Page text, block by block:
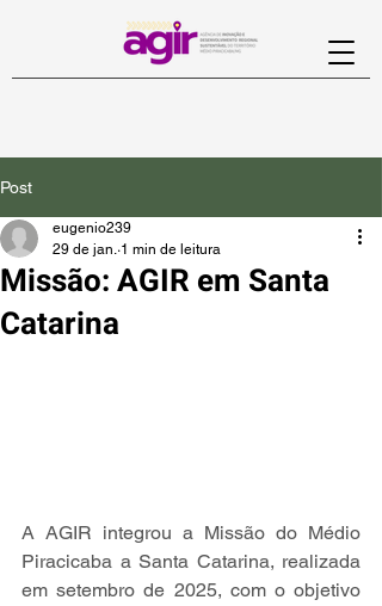
Post
Missão: AGIR em Santa
Catarina
eugenio239
29 de jan. 1 min de leitura
A AGIR integrou a Missão do Médio
Piracicaba a Santa Catarina, realizada
em setembro de 2025, com o objetivo